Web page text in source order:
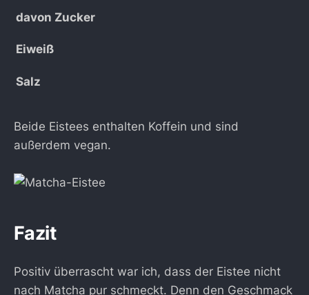
davon Zucker
Eiweiß
Salz
Beide Eistees enthalten Koffein und sind
außerdem vegan.
Fazit
Positiv überrascht war ich, dass der Eistee nicht
nach Matcha pur schmeckt. Denn den Geschmack